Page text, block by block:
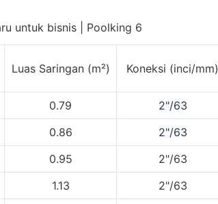
Luas Saringan (m²) Koneksi (inci/mm)
0.79 2"/63
0.86 2"/63
0.95 2"/63
1.13 2"/63